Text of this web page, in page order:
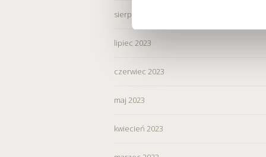
Informacje, w tym dane
przez Spravia Sp. z o.o.
Spravia Sp. z o.o. W
sprostowania, usunięcia,
Wybierając opcję
sierpień 2023
lipiec 2023
czerwiec 2023
maj 2023
kwiecień 2023